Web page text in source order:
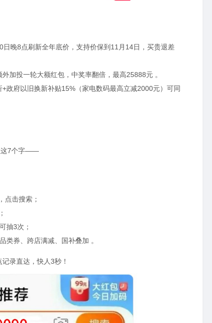
晚8点刷新全年底价，支持价保到11月14日，买贵退差
加投一轮大额红包，中奖率翻倍，最高25888元 。
政府以旧换新补贴15%（家电数码最高立减2000元）可同
这7个字——
点击搜索；
抽3次；
类券、跨店满减、国补叠加 。
录直达，快人3秒！